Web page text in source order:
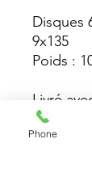
Disques
9x135
Poids :
Livré
Phone